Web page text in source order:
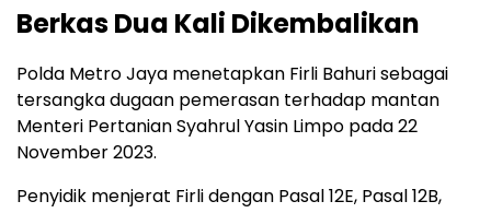
Berkas Dua Kali Dikembalikan
Polda Metro Jaya menetapkan Firli Bahuri sebagai
tersangka dugaan pemerasan terhadap mantan
Menteri Pertanian Syahrul Yasin Limpo pada 22
November 2023.
Penyidik menjerat Firli dengan Pasal 12E, Pasal 12B,